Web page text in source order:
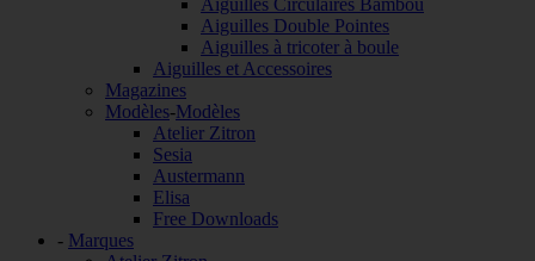
Aiguilles Circulaires Bambou
Aiguilles Double Pointes
Aiguilles à tricoter à boule
Aiguilles et Accessoires
Magazines
Modèles-Modèles
Atelier Zitron
Sesia
Austermann
Elisa
Free Downloads
- Marques